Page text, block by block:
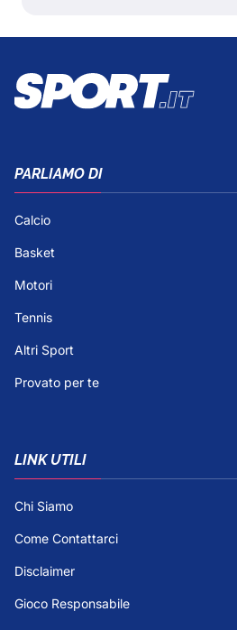
PARLIAMO DI
Calcio
Basket
Motori
Tennis
Altri Sport
Provato per te
LINK UTILI
Chi Siamo
Come Contattarci
Disclaimer
Gioco Responsabile